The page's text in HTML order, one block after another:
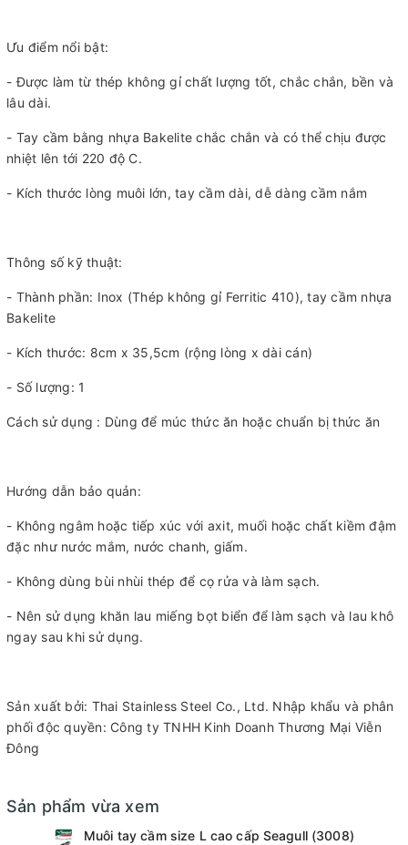
Ưu điểm nổi bật:
- Được làm từ thép không gỉ chất lượng tốt, chắc chắn, bền và
lâu dài.
- Tay cầm bằng nhựa Bakelite chắc chắn và có thể chịu được
nhiệt lên tới 220 độ C.
- Kích thước lòng muôi lớn, tay cầm dài, dễ dàng cầm nắm
Thông số kỹ thuật:
- Thành phần: Inox (Thép không gỉ Ferritic 410), tay cầm nhựa
Bakelite
- Kích thước: 8cm x 35,5cm (rộng lòng x dài cán)
- Số lượng: 1
Cách sử dụng : Dùng để múc thức ăn hoặc chuẩn bị thức ăn
Hướng dẫn bảo quản:
- Không ngâm hoặc tiếp xúc với axit, muối hoặc chất kiềm đậm
đặc như nước mắm, nước chanh, giấm.
- Không dùng bùi nhùi thép để cọ rửa và làm sạch.
- Nên sử dụng khăn lau miếng bọt biển để làm sạch và lau khô
ngay sau khi sử dụng.
Sản xuất bởi: Thai Stainless Steel Co., Ltd. Nhập khẩu và phân
phối độc quyền: Công ty TNHH Kinh Doanh Thương Mại Viễn
Đông
Sản phẩm vừa xem
Muôi tay cầm size L cao cấp Seagull (3008)